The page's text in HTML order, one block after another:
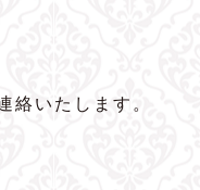
いたします。